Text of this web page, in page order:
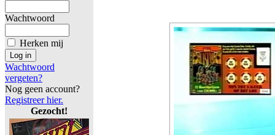
Wachtwoord
Herken mij
Wachtwoord
vergeten?
Nog geen account?
Registreer hier.
Gezocht!